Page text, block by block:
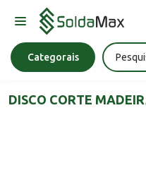
Categorais
Bateria Chave Impacto
DISCO CORTE